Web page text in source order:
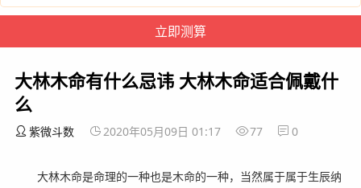
大林木命有什么忌讳 大林木命适合佩戴什
么
紫微斗数 2020年05月09日 01:17 77 0
大林木命是命理的一种也是木命的一种，当然属于属于生辰纳